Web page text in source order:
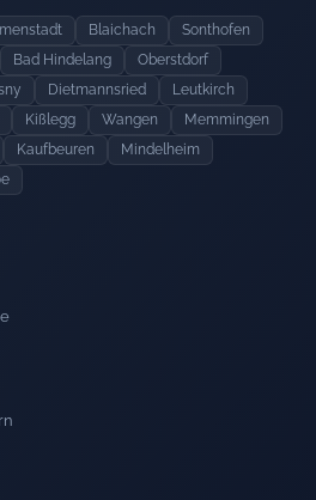
Blaichach
Sonthofen
Bad Hindelang
Oberstdorf
Dietmannsried
Leutkirch
Kißlegg Wangen
Memmingen
Kaufbeuren
Mindelheim